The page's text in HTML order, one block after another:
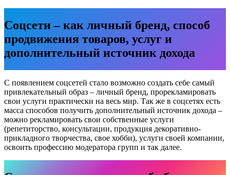
Соцсети – как личный бренд, способ
продвижения товаров, услуг и
дополнительный источник дохода
С появлением соцсетей стало возможно создать себе самый
привлекательный образ – личный бренд, прорекламировать
свои услуги практически на весь мир. Так же в соцсетях есть
масса способов получить дополнительный источник дохода –
можно рекламировать свои собственные услуги
(репетиторство, консультации, продукция декоративно-
прикладного творчества, свое хобби), услуги своей компании,
освоить профессию модератора групп и так далее.